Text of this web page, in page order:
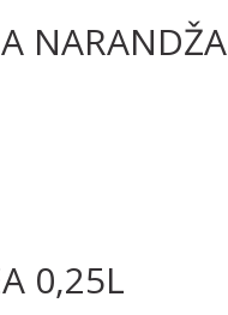
NARANDŽA
0,25L